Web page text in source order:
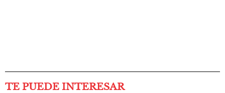
TE PUEDE INTERESAR